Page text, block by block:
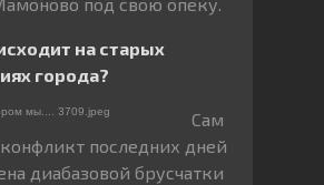
на старых
города?
Сам
последних дней
диабазовой брусчатки